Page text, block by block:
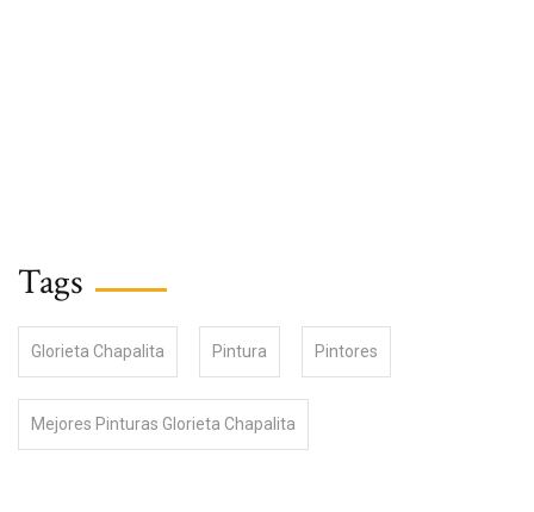
Tags
Glorieta Chapalita Pintura Pintores
Mejores Pinturas Glorieta Chapalita